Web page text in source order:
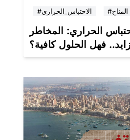
#الاحتباس_الحراري #المناخ
الحراري: المخاطر
فهل الحلول كافية؟